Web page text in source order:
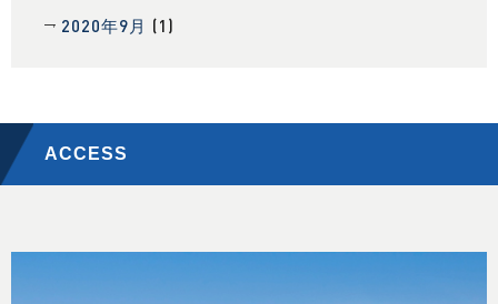
2020年9月 (1)
ACCESS